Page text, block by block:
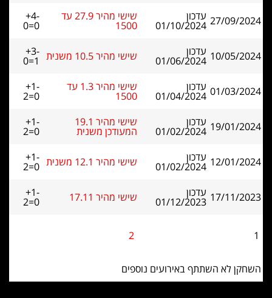
27/09/2024 עדכון
01/10/2024
שישי מהיר 27.9 עד
1500
+4-
0=0
10/05/2024 עדכון
01/06/2024 שישי מהיר 10.5 משנית +3-
0=1
01/03/2024 עדכון
01/04/2024
שישי מהיר 1.3 עד
1500
+1-
2=0
19/01/2024 עדכון
01/02/2024
שישי מהיר 19.1
המעודכן משנית
+1-
2=0
12/01/2024 עדכון
01/02/2024 שישי מהיר 12.1 משנית +1-
2=0
17/11/2023 עדכון
01/12/2023 שישי מהיר 17.11 +1-
2=0
1
2
השחקן לא השתתף באירועים נוספים